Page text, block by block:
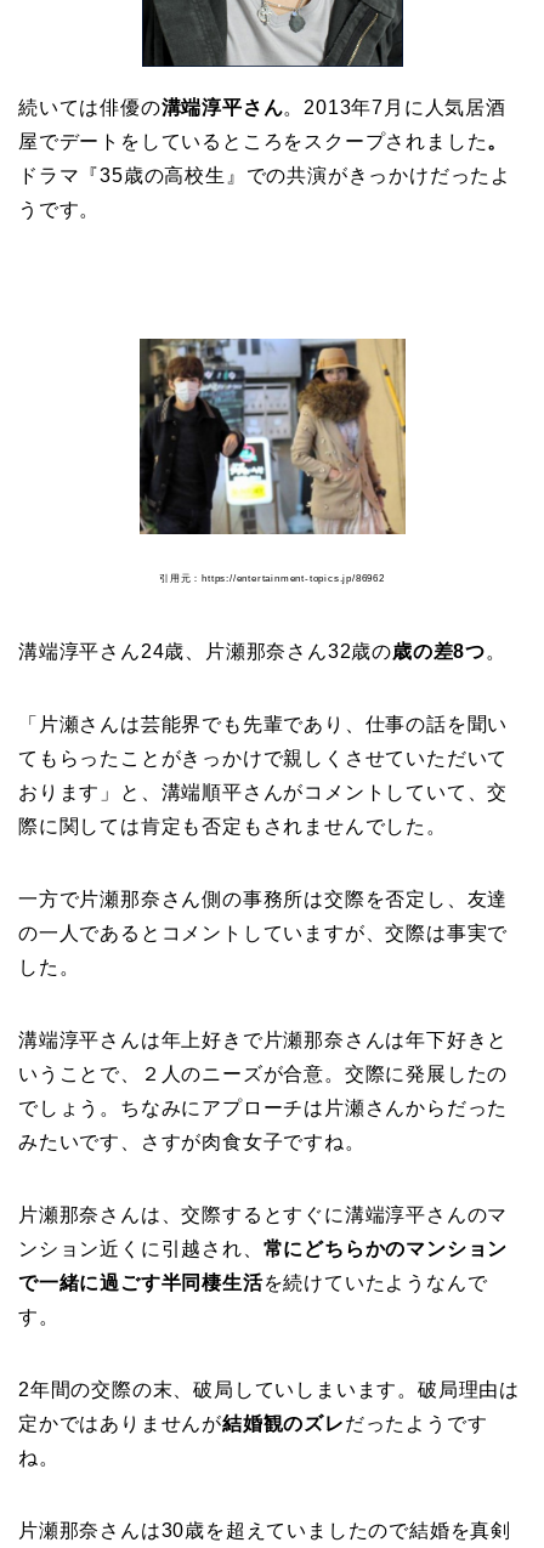
続いては俳優の溝端淳平さん。2013年7月に人気居酒
屋でデートをしているところをスクープされました。
ドラマ『35歳の高校生』での共演がきっかけだったよ
うです。
引用元：https://entertainment-topics.jp/86962
溝端淳平さん24歳、片瀬那奈さん32歳の歳の差8つ。
「片瀬さんは芸能界でも先輩であり、仕事の話を聞い
てもらったことがきっかけで親しくさせていただいて
おります」と、溝端順平さんがコメントしていて、交
際に関しては肯定も否定もされませんでした。
一方で片瀬那奈さん側の事務所は交際を否定し、友達
の一人であるとコメントしていますが、交際は事実で
した。
溝端淳平さんは年上好きで片瀬那奈さんは年下好きと
いうことで、２人のニーズが合意。交際に発展したの
でしょう。ちなみにアプローチは片瀬さんからだった
みたいです、さすが肉食女子ですね。
片瀬那奈さんは、交際するとすぐに溝端淳平さんのマ
ンション近くに引越され、 常にどちらかのマンション
で一緒に過ごす半同棲生活を続けていたようなんで
す。
2年間の交際の末、破局していしまいます。破局理由は
定かではありませんが結婚観のズレだったようです
ね。
片瀬那奈さんは30歳を超えていましたので結婚を真剣